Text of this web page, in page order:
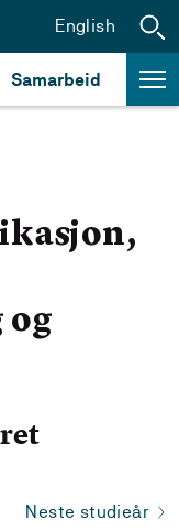
Samarbeid
English
Neste studieår